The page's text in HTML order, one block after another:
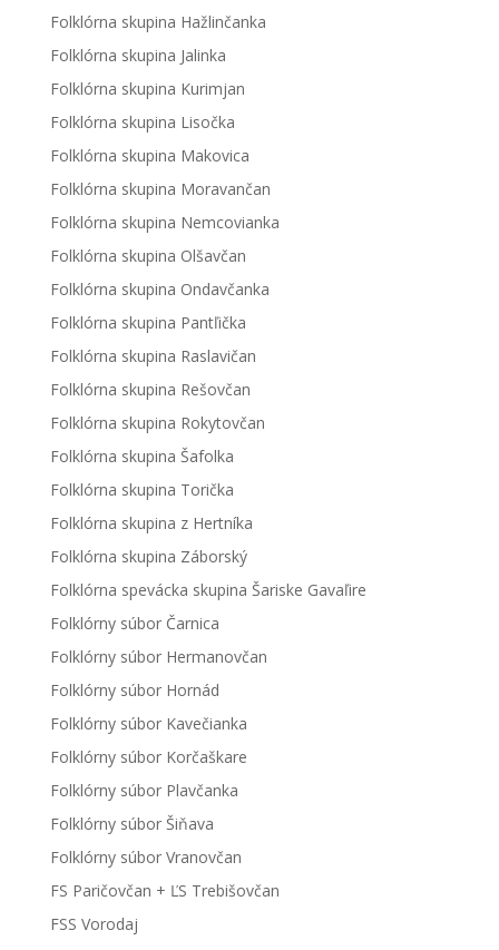
Folklórna skupina Hažlinčanka
Folklórna skupina Jalinka
Folklórna skupina Kurimjan
Folklórna skupina Lisočka
Folklórna skupina Makovica
Folklórna skupina Moravančan
Folklórna skupina Nemcovianka
Folklórna skupina Olšavčan
Folklórna skupina Ondavčanka
Folklórna skupina Pantľička
Folklórna skupina Raslavičan
Folklórna skupina Rešovčan
Folklórna skupina Rokytovčan
Folklórna skupina Šafolka
Folklórna skupina Torička
Folklórna skupina z Hertníka
Folklórna skupina Záborský
Folklórna spevácka skupina Šariske Gavaľire
Folklórny súbor Čarnica
Folklórny súbor Hermanovčan
Folklórny súbor Hornád
Folklórny súbor Kavečianka
Folklórny súbor Korčaškare
Folklórny súbor Plavčanka
Folklórny súbor Šiňava
Folklórny súbor Vranovčan
FS Paričovčan + ĽS Trebišovčan
FSS Vorodaj